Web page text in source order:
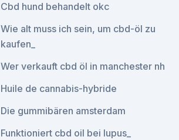
Cbd hund behandelt okc
Wie alt muss ich sein, um cbd-öl zu
kaufen_
Wer verkauft cbd öl in manchester nh
Huile de cannabis-hybride
Die gummibären amsterdam
Funktioniert cbd oil bei lupus_